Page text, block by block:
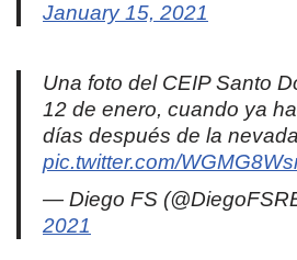
January 15, 2021
Una foto del CEIP Santo
12 de enero, cuando ya
días después de la
pic.twitter.com/
— Diego FS
2021